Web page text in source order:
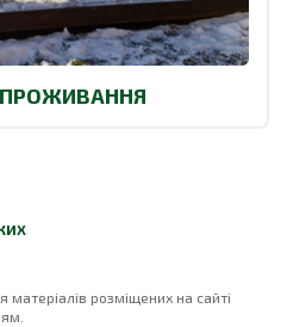
матеріалів розміщених на сайті